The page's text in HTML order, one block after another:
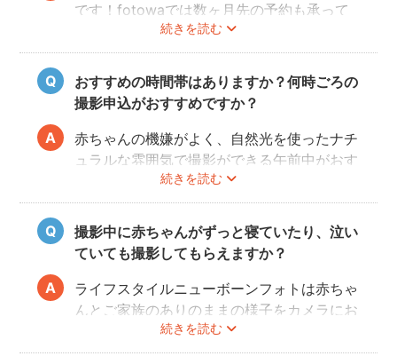
続きを読む
です！fotowaでは数ヶ月先の予約も承って
いるので、妊娠中にフォトグラファーを決め
て、撮影のご予約をするのがおすすめです。
（産後は赤ちゃんのお世話や、ご自身の体調
により、検討する時間を確保することが難し
い場合が多いです。）
おすすめの時間帯はありますか？何時ごろの
撮影申込がおすすめですか？
続きを読む
赤ちゃんの機嫌がよく、自然光を使ったナチ
ュラルな雰囲気で撮影ができる午前中がおす
赤ちゃんもお母さんも、おうちに戻ってから
の生活リズムがまだ整わないうえ、授乳・お
むつ替え・ねんねのタイミングは赤ちゃんに
よってそれぞれです。 日時を決めるのが難
しい場合、フォトグラファーへ予約時間をご
相談ください。
撮影中に赤ちゃんがずっと寝ていたり、泣い
ていても撮影してもらえますか？
続きを読む
ライフスタイルニューボーンフォトは赤ちゃ
んとご家族のありのままの様子をカメラにお
さめます。そのため、寝ていたり、泣いてい
てもそのまま撮影をしていきます。生まれた